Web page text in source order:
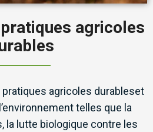
agricoles
agricoles durableset
telles que la
la lutte biologique contre les